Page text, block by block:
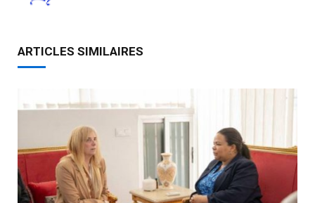
ARTICLES SIMILAIRES